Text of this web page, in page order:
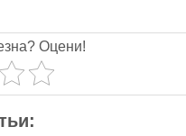
Оцени!